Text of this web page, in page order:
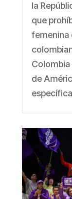
la
que
femenina
Colombia
de